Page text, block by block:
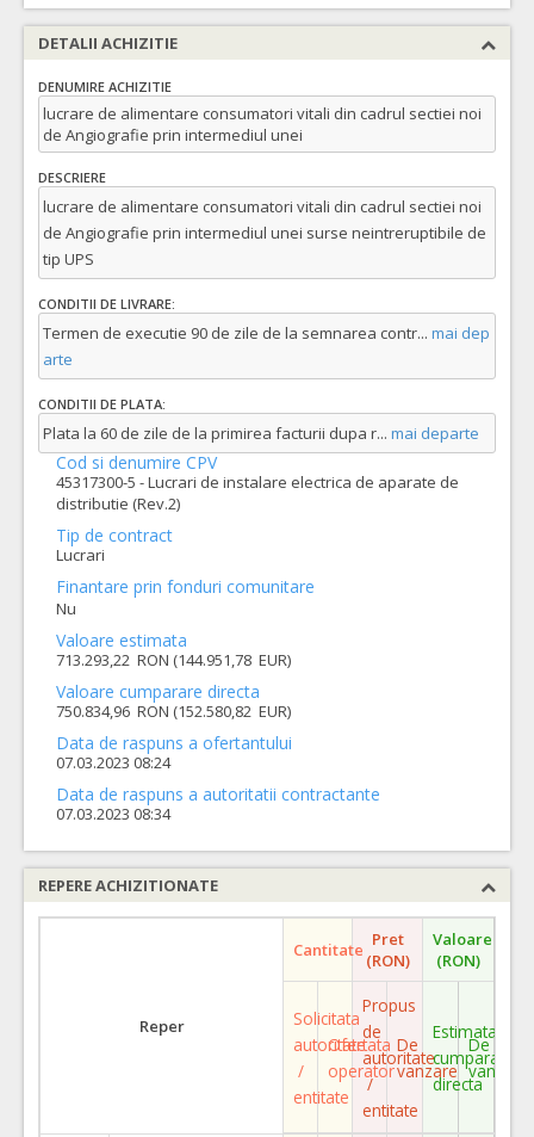
DETALII ACHIZITIE
DENUMIRE ACHIZITIE
lucrare de alimentare consumatori vitali din cadrul sectiei noi
de Angiografie prin intermediul unei
DESCRIERE
lucrare de alimentare consumatori vitali din cadrul sectiei noi
de Angiografie prin intermediul unei surse neintreruptibile de
tip UPS
CONDITII DE LIVRARE:
Termen de executie 90 de zile de la semnarea contr... mai dep
arte
CONDITII DE PLATA:
Plata la 60 de zile de la primirea facturii dupa r... mai departe
Cod si denumire CPV
45317300-5 - Lucrari de instalare electrica de aparate de
distributie (Rev.2)
Tip de contract
Lucrari
Finantare prin fonduri comunitare
Nu
Valoare estimata
713.293,22 RON (144.951,78 EUR)
Valoare cumparare directa
750.834,96 RON (152.580,82 EUR)
Data de raspuns a ofertantului
07.03.2023 08:24
Data de raspuns a autoritatii contractante
07.03.2023 08:34
REPERE ACHIZITIONATE
Reper
Cantitate Pret
(RON)
Valoare
(RON)
Solicitata
autoritate
/
entitate
Ofertata
operator
Propus
de
autoritate
/
entitate
De
vanzare
Estimata
cumparare
directa
De
vanzare